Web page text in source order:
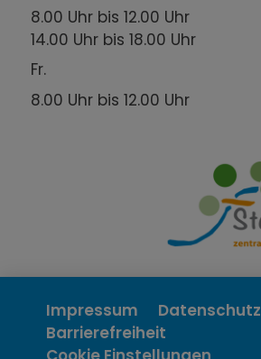
8.00 Uhr bis 12.00 Uhr
14.00 Uhr bis 18.00 Uhr
Fr.
8.00 Uhr bis 12.00 Uhr
Impressum
Datenschutz
Barrierefreiheit